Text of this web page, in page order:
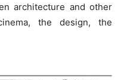
architecture and other
the design, the